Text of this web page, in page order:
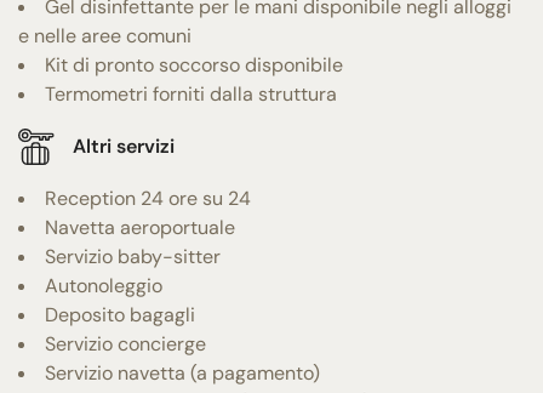
Gel disinfettante per le mani disponibile negli alloggi
e nelle aree comuni
Kit di pronto soccorso disponibile
Termometri forniti dalla struttura
Altri servizi
Reception 24 ore su 24
Navetta aeroportuale
Servizio baby-sitter
Autonoleggio
Deposito bagagli
Servizio concierge
Servizio navetta (a pagamento)